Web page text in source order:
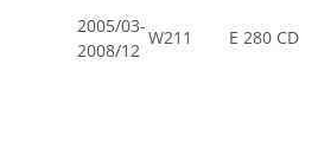
2005/03-
2008/12
W211 E 280 CDI